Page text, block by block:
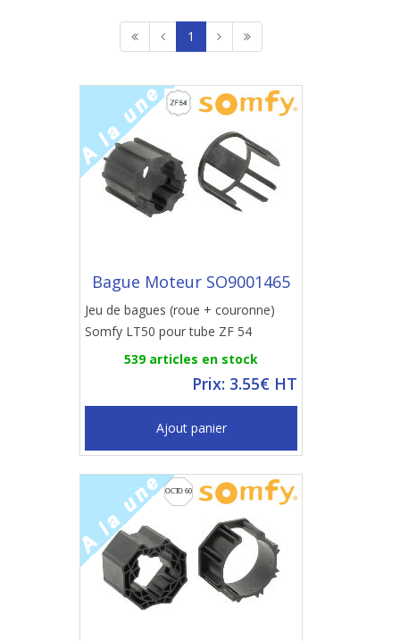
1
Bague Moteur SO9001465
Jeu de bagues (roue + couronne)
Somfy LT50 pour tube ZF 54
539 articles en stock
Prix: 3.55€ HT
Ajout panier